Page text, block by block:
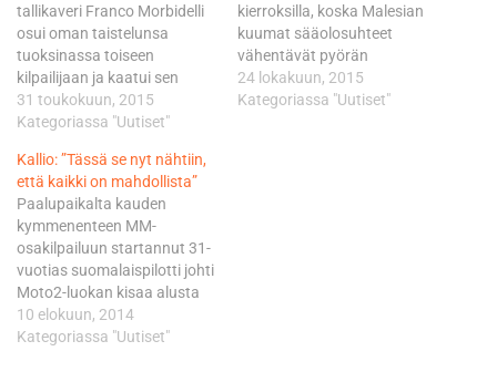
tallikaveri Franco Morbidelli
osui oman taistelunsa
tuoksinassa toiseen
kilpailijaan ja kaatui sen
seurauksena radalle.
Kalliolla ei ollut mitään
tallikaverinsa pyörää. -
Huono tuuri se vaan
näköjään jatkuu. Ajoimme
useamman kuljettajan
nipussa ja olin Francon
perässä, kun hän itse osui
toiseen kuljettajaan ja sen
seurauksena kaatui…
31 toukokuun, 2015
Kategoriassa "Uutiset"
kierroksilla, koska Malesian
kuumat sääolosuhteet
vähentävät pyörän
suorituskykyä aika-ajojen
edetessä. Kallio ajoikin
24 lokakuun, 2015
Kategoriassa "Uutiset"
Kallio: ”Tässä se nyt nähtiin,
että kaikki on mahdollista”
Paalupaikalta kauden
kymmenenteen MM-
osakilpailuun startannut 31-
vuotias suomalaispilotti johti
Moto2-luokan kisaa alusta
loppuun saakka ja otti
samalla nimiinsä kaikkien
10 elokuun, 2014
Kategoriassa "Uutiset"